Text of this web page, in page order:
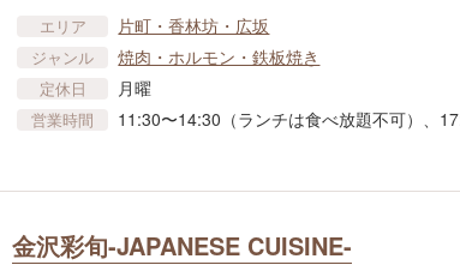
エリア 片町・香林坊・広坂
ジャンル 焼肉・ホルモン・鉄板焼き
定休日 月曜
営業時間 11:30〜14:30（ランチは食べ放題不可）、
金沢彩旬-JAPANESE CUISINE-